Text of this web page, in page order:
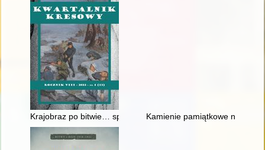
Krajobraz po bitwie… spojrzenie na Bieszczady po Wielkiej
Kamienie pamiątkowe na 100-